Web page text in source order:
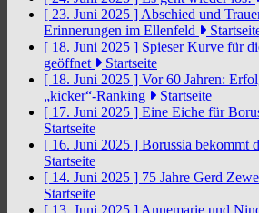
[ 23. Juni 2025 ] Abschied und
Erinnerungen im Ellenfeld
[ 18. Juni 2025 ] Spieser Kurve für
geöffnet
Startseite
[ 18. Juni 2025 ] Vor 60 Jahren:
„kicker“-Ranking
Startseite
[ 17. Juni 2025 ] Eine Eiche für
Startseite
[ 16. Juni 2025 ] Borussia bekommt
Startseite
[ 14. Juni 2025 ] 75 Jahre Gerd
Startseite
[ 13. Juni 2025 ] Annemarie und